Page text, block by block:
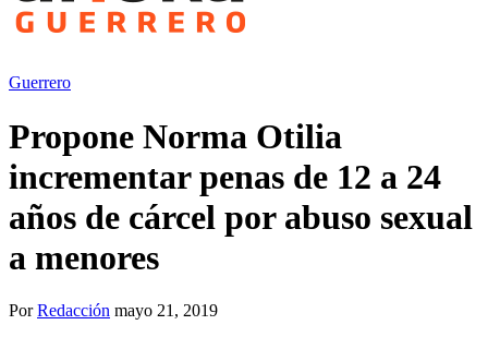
Guerrero
Propone Norma Otilia
incrementar penas de 12 a 24
años de cárcel por abuso sexual
a menores
PorRedacción mayo 21, 2019